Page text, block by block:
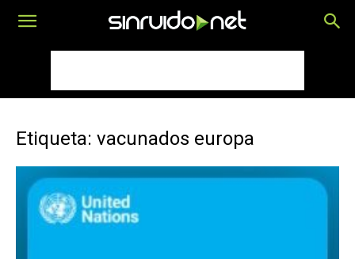
Etiqueta: vacunados europa